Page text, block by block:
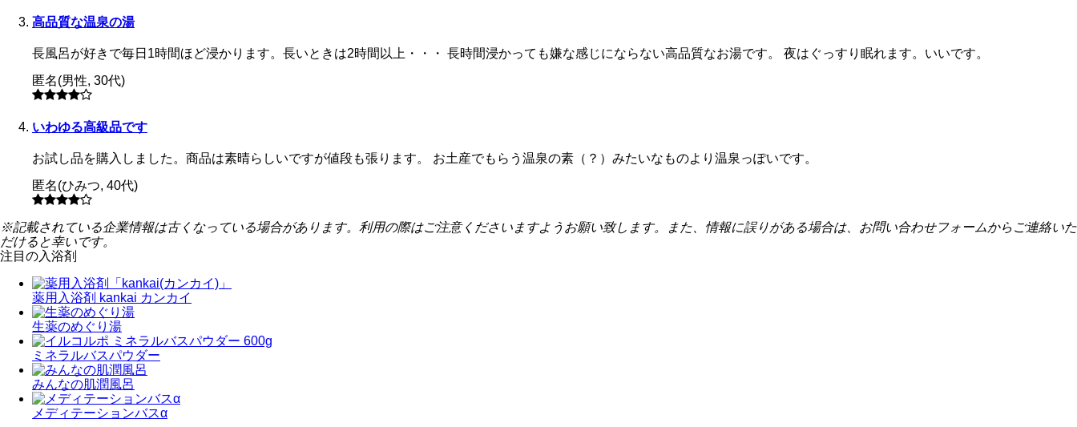
高品質な温泉の湯
長風呂が好きで毎日1時間ほど浸かります。長いときは2時間以上・・・ 長時間浸かっても嫌な感じにならない高品質なお湯です。 夜はぐっすり眠れます。いいです。
匿名(男性, 30代)
いわゆる高級品です
お試し品を購入しました。商品は素晴らしいですが値段も張ります。 お土産でもらう温泉の素（？）みたいなものより温泉っぽいです。
匿名(ひみつ, 40代)
※記載されている企業情報は古くなっている場合があります。利用の際はご注意くださいますようお願い致します。また、情報に誤りがある場合は、お問い合わせフォームからご連絡いた
だけると幸いです。
注目の入浴剤
薬用入浴剤 kankai カンカイ
生薬のめぐり湯
ミネラルバスパウダー
みんなの肌潤風呂
メディテーションバスα